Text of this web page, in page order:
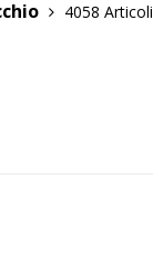
4058 Articoli